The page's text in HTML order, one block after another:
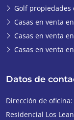
Golf propiedades
Casas en venta
Casas en venta
Casas en venta
Datos de
Dirección de oficina:
Residencial Los